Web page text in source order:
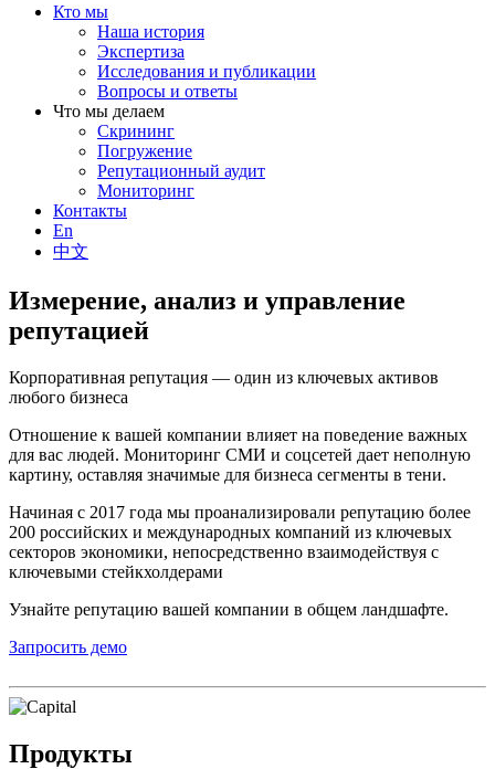
Кто мы
Наша история
Экспертиза
Исследования и публикации
Вопросы и ответы
Что мы делаем
Скрининг
Погружение
Репутационный аудит
Мониторинг
Контакты
En
中文
Измерение, анализ и управление
репутацией
Корпоративная репутация — один из ключевых активов
любого бизнеса
Отношение к вашей компании влияет на поведение важных
для вас людей. Мониторинг СМИ и соцсетей дает неполную
картину, оставляя значимые для бизнеса сегменты в тени.
Начиная с 2017 года мы проанализировали репутацию более
200 российских и международных компаний из ключевых
секторов экономики, непосредственно взаимодействуя с
ключевыми стейкхолдерами
Узнайте репутацию вашей компании в общем ландшафте.
Запросить демо
Продукты